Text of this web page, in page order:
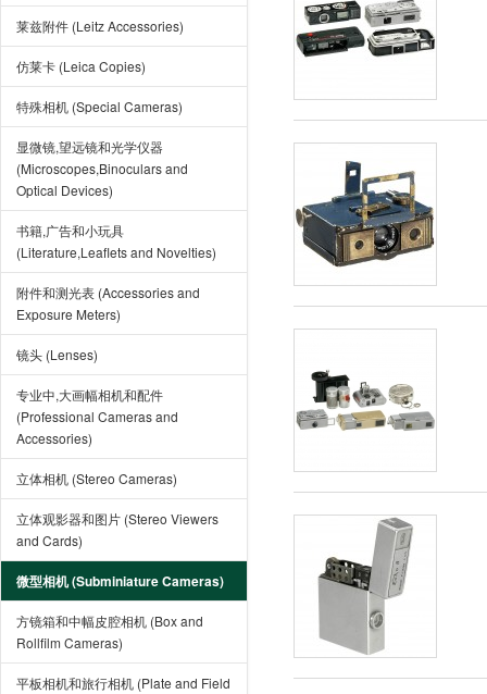
莱兹附件 (Leitz Accessories)
仿莱卡 (Leica Copies)
特殊相机 (Special Cameras)
显微镜,望远镜和光学仪器
(Microscopes,Binoculars and
Optical Devices)
书籍,广告和小玩具
(Literature,Leaflets and Novelties)
附件和测光表 (Accessories and
Exposure Meters)
镜头 (Lenses)
专业中,大画幅相机和配件
(Professional Cameras and
Accessories)
立体相机 (Stereo Cameras)
立体观影器和图片 (Stereo Viewers
and Cards)
微型相机 (Subminiature Cameras)
方镜箱和中幅皮腔相机 (Box and
Rollfilm Cameras)
平板相机和旅行相机 (Plate and Field